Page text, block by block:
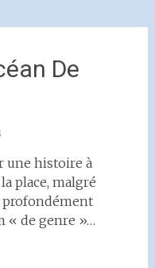
De
une histoire à
place, malgré
profondément
« de genre »…